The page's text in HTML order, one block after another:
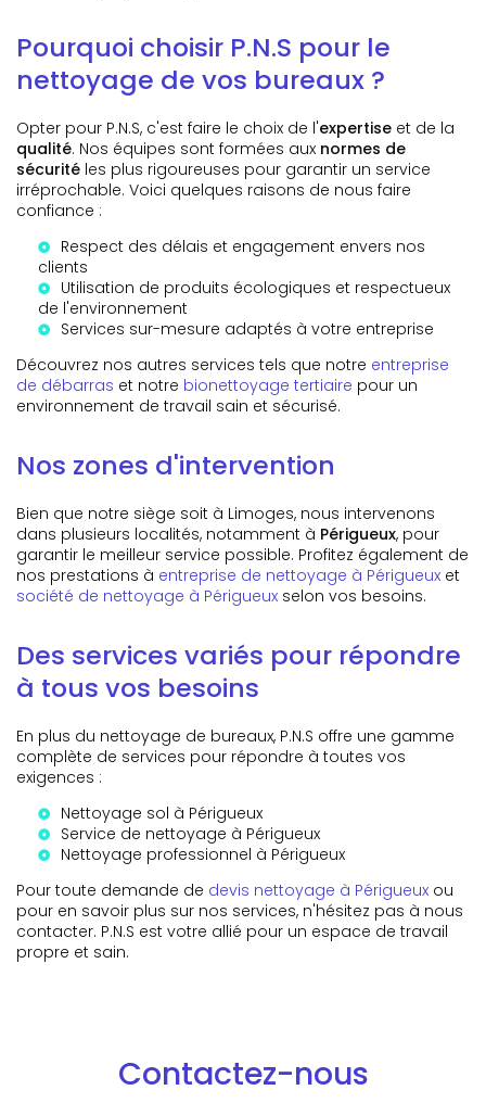
Pourquoi choisir P.N.S pour le
nettoyage de vos bureaux ?
Opter pour P.N.S, c'est faire le choix de l'expertise et de la
qualité. Nos équipes sont formées aux normes de
sécurité les plus rigoureuses pour garantir un service
irréprochable. Voici quelques raisons de nous faire
confiance :
Respect des délais et engagement envers nos
clients
Utilisation de produits écologiques et respectueux
de l'environnement
Services sur-mesure adaptés à votre entreprise
Découvrez nos autres services tels que notre entreprise
de débarras et notre bionettoyage tertiaire pour un
environnement de travail sain et sécurisé.
Nos zones d'intervention
Bien que notre siège soit à Limoges, nous intervenons
dans plusieurs localités, notamment à Périgueux, pour
garantir le meilleur service possible. Profitez également de
nos prestations à entreprise de nettoyage à Périgueux et
société de nettoyage à Périgueux selon vos besoins.
Des services variés pour répondre
à tous vos besoins
En plus du nettoyage de bureaux, P.N.S offre une gamme
complète de services pour répondre à toutes vos
exigences :
Nettoyage sol à Périgueux
Service de nettoyage à Périgueux
Nettoyage professionnel à Périgueux
Pour toute demande de devis nettoyage à Périgueux ou
pour en savoir plus sur nos services, n'hésitez pas à nous
contacter. P.N.S est votre allié pour un espace de travail
propre et sain.
Contactez-nous